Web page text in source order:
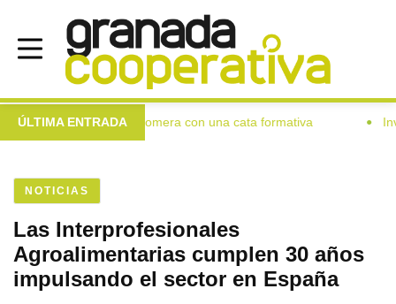
ÚLTIMA ENTRADA
mujeres de Colomera con una cata formativa
NOTICIAS
Las Interprofesionales
Agroalimentarias cumplen 30 años
impulsando el sector en España